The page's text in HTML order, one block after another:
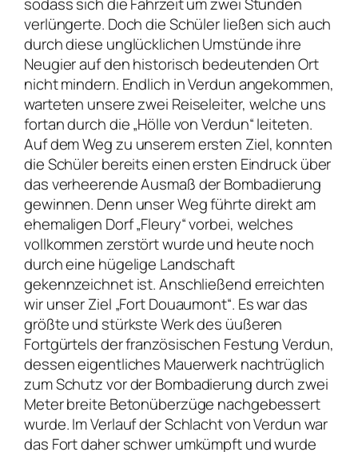
verlüngerte. Doch die Schüler ließen sich auch
durch diese unglücklichen Umstünde ihre
Neugier auf den historisch bedeutenden Ort
nicht mindern. Endlich in Verdun angekommen,
warteten unsere zwei Reiseleiter, welche uns
fortan durch die „Hölle von Verdun“ leiteten.
Auf dem Weg zu unserem ersten Ziel, konnten
die Schüler bereits einen ersten Eindruck über
das verheerende Ausmaß der Bombadierung
gewinnen. Denn unser Weg führte direkt am
ehemaligen Dorf „Fleury“ vorbei, welches
vollkommen zerstört wurde und heute noch
durch eine hügelige Landschaft
gekennzeichnet ist. Anschließend erreichten
wir unser Ziel „Fort Douaumont“. Es war das
größte und stürkste Werk des üußeren
Fortgürtels der französischen Festung Verdun,
dessen eigentliches Mauerwerk nachtrüglich
zum Schutz vor der Bombadierung durch zwei
Meter breite Betonüberzüge nachgebessert
wurde. Im Verlauf der Schlacht von Verdun war
das Fort daher schwer umkümpft und wurde